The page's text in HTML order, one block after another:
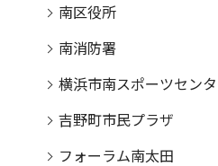
南区役所
南消防署
横浜市南スポーツセン
吉野町市民プラザ
フォーラム南太田